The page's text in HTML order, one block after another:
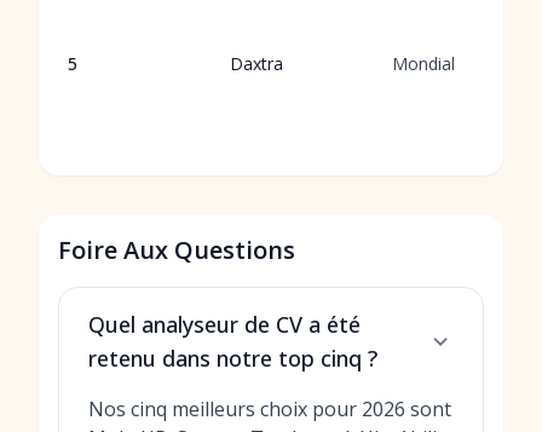
5 Daxtra Mondial
Foire Aux Questions
Quel analyseur de CV a été
retenu dans notre top cinq ?
Nos cinq meilleurs choix pour 2026 sont